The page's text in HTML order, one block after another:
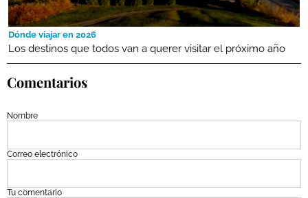
Dónde viajar en 2026
Los destinos que todos van a querer visitar el próximo año
Comentarios
Nombre
Correo electrónico
Tu comentario